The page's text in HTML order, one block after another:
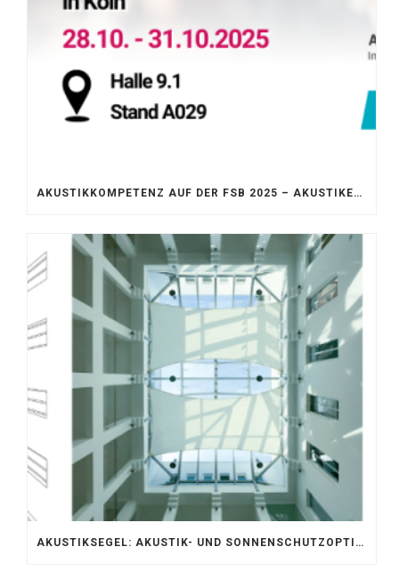
AKUSTIKKOMPETENZ AUF DER FSB 2025 – AKUSTIKELEMENTE FÜR DIE LEBENSRÄUME VON MORGEN
AKUSTIKSEGEL: AKUSTIK- UND SONNENSCHUTZOPTIMIERUNG IM ATRIUM DER UNIVERSITÄT BONN